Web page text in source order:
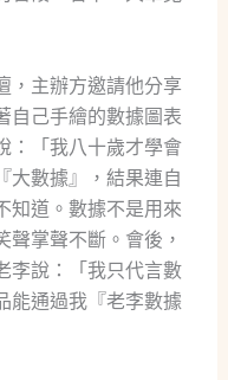
，主辦方邀請他分享
自己手繪的數據圖表
：「我八十歲才學會
大數據』，結果連自
知道。數據不是用來
掌聲不斷。會後，
李說：「我只代言數
能通過我『老李數據